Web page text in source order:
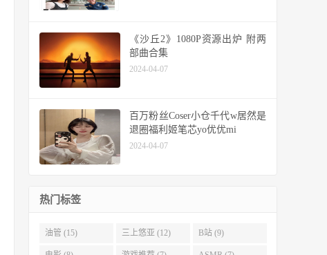
《沙丘2》1080P资源出炉 附两
部曲合集
2024-04-07
百万粉丝Coser小仓千代w居然是
退圈福利姬笔芯yo优优mi
2024-04-07
热门标签
油管 (15) 三上悠亚 (12) B站 (9)